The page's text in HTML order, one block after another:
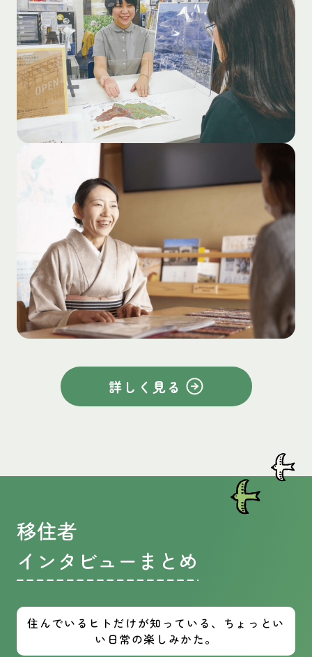
詳しく見る
移住者
インタビューまとめ
住んでいるヒトだけが知っている、ちょっとい
い日常の楽しみかた。